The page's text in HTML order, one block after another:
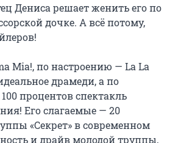
Дениса решает женить его по
дочке. А всё потому,
Mia!, по настроению — La La
драмеди, а по
процентов спектакль
Его слагаемые — 20
«Секрет» в современном
и драйв молодой труппы,